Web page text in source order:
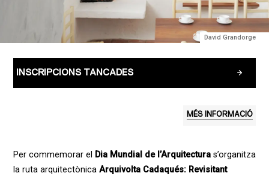
David Grandorge
INSCRIPCIONS TANCADES
MÉS INFORMACIÓ
Per commemorar el Dia Mundial de l’Arquitecturas’organitza
la ruta arquitectònica Arquivolta Cadaqués: Revisitant